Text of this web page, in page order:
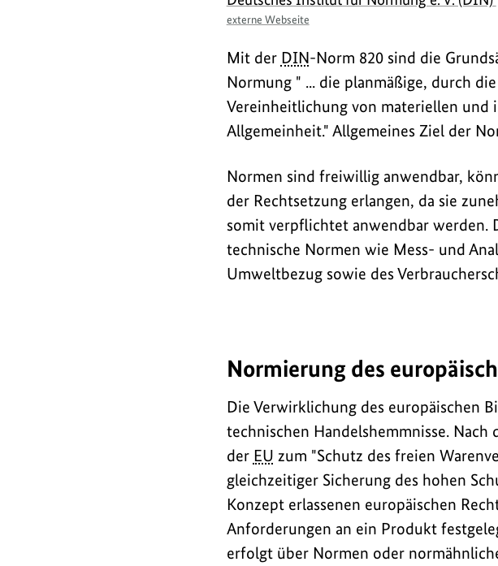
Link
externe Webseite
Mit der DIN-Norm 820 sind die
Normung " ... die planmäßige, durch
Vereinheitlichung von materiellen und
Allgemeinheit." Allgemeines Ziel der
Normen sind freiwillig anwendbar,
der Rechtsetzung erlangen, da sie
somit verpflichtet anwendbar werden.
technische Normen wie Mess- und
Umweltbezug sowie des
Normierung des
Die Verwirklichung des europäischen
technischen Handelshemmnisse.
der EU zum "Schutz des freien
gleichzeitiger Sicherung des hohen
Konzept erlassenen europäischen
Anforderungen an ein Produkt
erfolgt über Normen oder